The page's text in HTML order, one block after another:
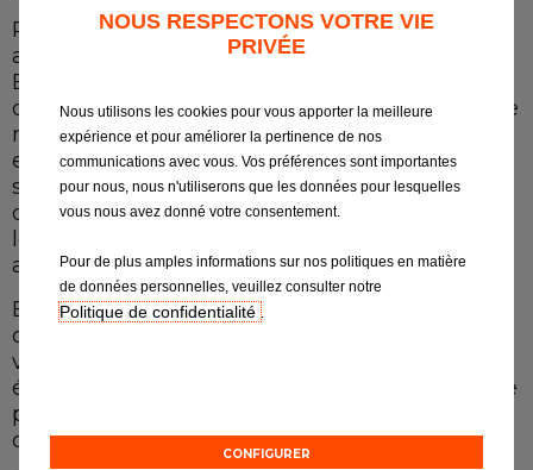
Tous les garages
Intégrer le réseau
Profitant du savoir-faire et de l'expérience
acquis depuis plus de 10 ans par le réseau
Eurorepar en France, Eurorepar Car Service
devient aujourd’hui un réseau d'entretien et de
réparation multimarques à l’ambition
européenne. Le réseau Eurorepar Car Service
s'adresse à tous les réparateurs indépendants
qui recherchent des solutions pour développer
augmenter durablement leur chiffre d’affaires.
Eurorepar Car Service intervient dans tous les
domaines, de la révision à la réparation :
vidange, pneumatiques, freinage, suspension,
échappement, kit de distribution, recherche de
panne, toujours selon les préconisations du
constructeur.
NOUS RESPECTONS VOTRE VIE
PRIVÉE
Nous utilisons les cookies pour vous apporter la meilleure
expérience et pour améliorer la pertinence de nos
communications avec vous. Vos préférences sont importantes
pour nous, nous n'utiliserons que les données pour lesquelles
vous nous avez donné votre consentement.
Pour de plus amples informations sur nos politiques en matière
de données personnelles, veuillez consulter notre
Politique de confidentialité .
CONFIGURER